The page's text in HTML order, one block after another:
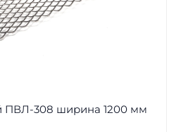
ПВЛ-308 ширина 1200 мм